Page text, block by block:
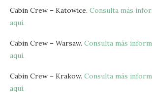
Cabin Crew – Katowice. Consulta más
aquí.
Cabin Crew – Warsaw. Consulta más
aquí.
Cabin Crew – Krakow. Consulta más
aquí.